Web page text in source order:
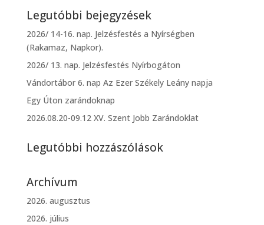
Legutóbbi bejegyzések
2026/ 14-16. nap. Jelzésfestés a Nyírségben
(Rakamaz, Napkor).
2026/ 13. nap. Jelzésfestés Nyírbogáton
Vándortábor 6. nap Az Ezer Székely Leány napja
Egy Úton zarándoknap
2026.08.20-09.12 XV. Szent Jobb Zarándoklat
Legutóbbi hozzászólások
Archívum
2026. augusztus
2026. július